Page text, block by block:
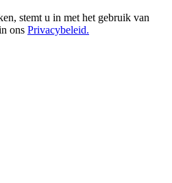
stemt u in met het gebruik van
ons Privacybeleid.